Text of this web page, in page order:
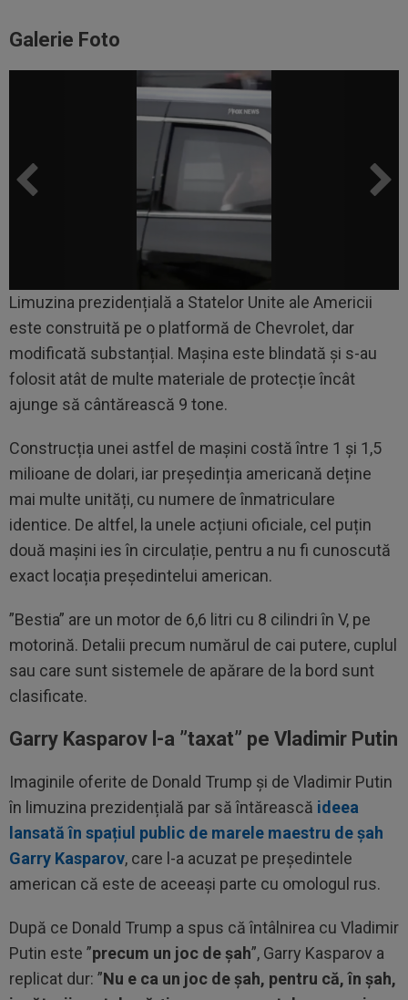
Galerie Foto
Limuzina prezidențială a Statelor Unite ale Americii
este construită pe o platformă de Chevrolet, dar
modificată substanțial. Mașina este blindată și s-au
folosit atât de multe materiale de protecție încât
ajunge să cântărească 9 tone.
Construcția unei astfel de mașini costă între 1 și 1,5
milioane de dolari, iar președinția americană deține
mai multe unități, cu numere de înmatriculare
identice. De altfel, la unele acțiuni oficiale, cel puțin
două mașini ies în circulație, pentru a nu fi cunoscută
exact locația președintelui american.
”Bestia” are un motor de 6,6 litri cu 8 cilindri în V, pe
motorină. Detalii precum numărul de cai putere, cuplul
sau care sunt sistemele de apărare de la bord sunt
clasificate.
Garry Kasparov l-a ”taxat” pe Vladimir Putin
Imaginile oferite de Donald Trump și de Vladimir Putin
în limuzina prezidențială par să întărească ideea
lansată în spațiul public de marele maestru de șah
Garry Kasparov, care l-a acuzat pe președintele
american că este de aceeași parte cu omologul rus.
După ce Donald Trump a spus că întâlnirea cu Vladimir
Putin este ”precum un joc de șah”, Garry Kasparov a
replicat dur: ”Nu e ca un joc de șah, pentru că, în șah,